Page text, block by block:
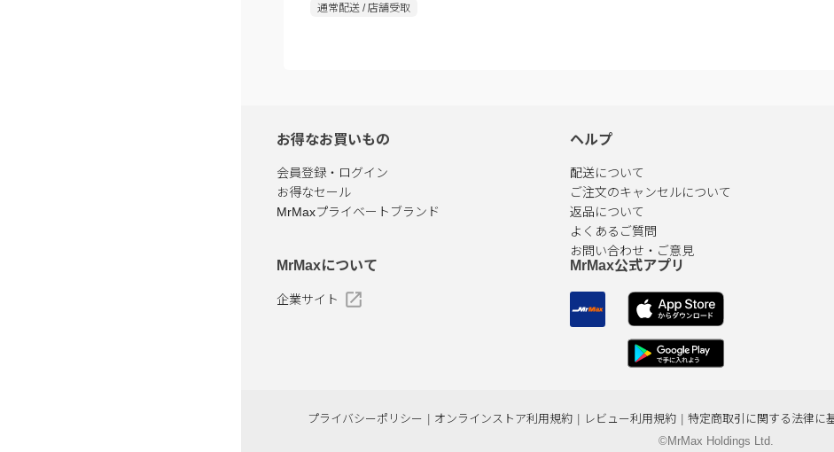
通常配送 / 店舗受取
お得なお買いもの
会員登録・ログイン
お得なセール
MrMaxプライベートブランド
ヘルプ
配送について
ご注文のキャンセルについて
返品について
よくあるご質問
お問い合わせ・ご意見
MrMaxについて
企業サイト
MrMax公式アプリ
プライバシーポリシー オンラインストア利用規約 レビュー利用規約 特定商取引に関する法律に
©MrMax Holdings Ltd.